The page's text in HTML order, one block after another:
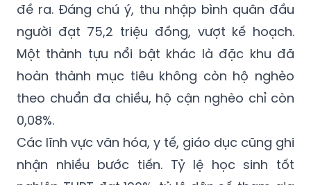
đề ra. Đáng chú ý, thu nhập bình quân đầu
người đạt 75,2 triệu đồng, vượt kế hoạch.
Một thành tựu nổi bật khác là đặc khu đã
hoàn thành mục tiêu không còn hộ nghèo
theo chuẩn đa chiều, hộ cận nghèo chỉ còn
0,08%.
Các lĩnh vực văn hóa, y tế, giáo dục cũng ghi
nhận nhiều bước tiến. Tỷ lệ học sinh tốt